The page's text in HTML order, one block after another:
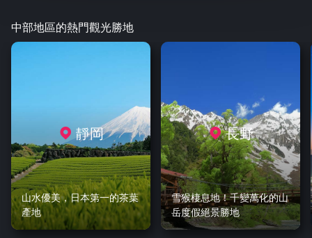
中部地區的熱門觀光勝地
靜岡
山水優美，日本第一的茶葉
產地
長野
雪猴棲息地！千變萬化的山
岳度假絕景勝地